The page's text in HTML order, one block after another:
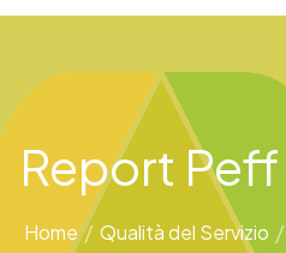
Report Peff
Home / Qualità del Servizio /